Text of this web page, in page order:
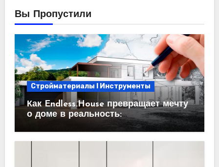
Вы Пропустили
Стройматериалы l Инструменты
Как Endless.House превращает мечту
о доме в реальность:
проектирование под ключ